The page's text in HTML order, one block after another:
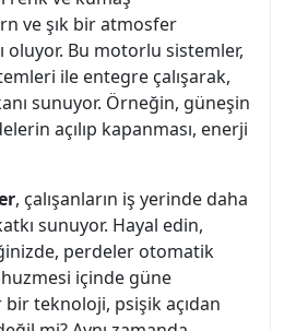
ve şık bir atmosfer
oluyor. Bu motorlu sistemler,
ile entegre çalışarak,
sunuyor. Örneğin, güneşin
açılıp kapanması, enerji
, çalışanların iş yerinde daha
sunuyor. Hayal edin,
perdeler otomatik
huzmesi içinde güne
teknoloji, psişik açıdan